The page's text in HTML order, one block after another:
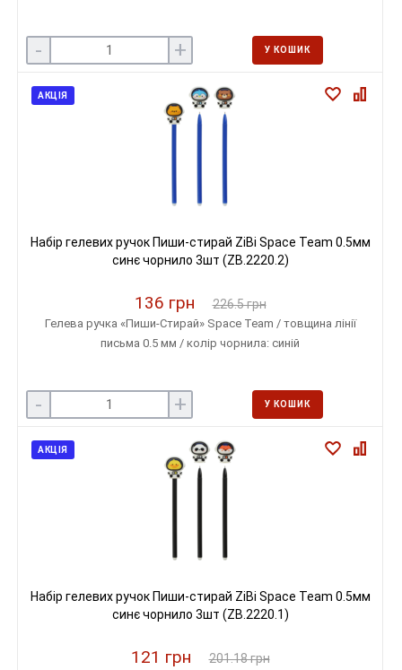
- + У КОШИК
АКЦІЯ
Набір гелевих ручок Пиши-стирай ZiBi Space Team 0.5мм
синє чорнило 3шт (ZB.2220.2)
136 грн 226.5 грн
Гелева ручка «Пиши-Стирай» Space Team / товщина лінії
письма 0.5 мм / колір чорнила: синій
- + У КОШИК
АКЦІЯ
Набір гелевих ручок Пиши-стирай ZiBi Space Team 0.5мм
синє чорнило 3шт (ZB.2220.1)
121 грн 201.18 грн